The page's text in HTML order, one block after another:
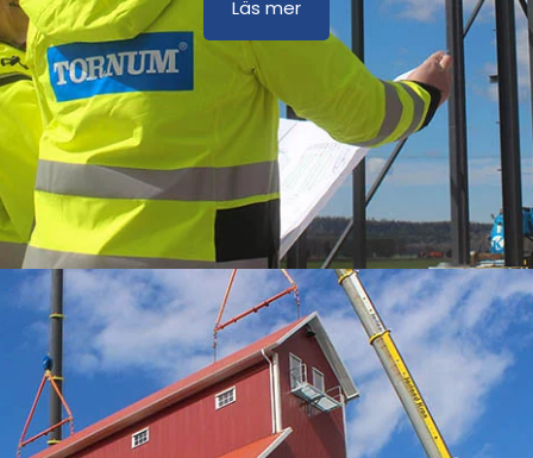
Läs mer